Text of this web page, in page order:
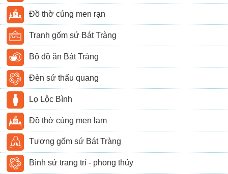
Đồ thờ cúng men rạn
Tranh gốm sứ Bát Tràng
Bộ đồ ăn Bát Tràng
Đèn sứ thấu quang
Lọ Lộc Bình
Đồ thờ cúng men lam
Tượng gốm sứ Bát Tràng
Bình sứ trang trí - phong thủy